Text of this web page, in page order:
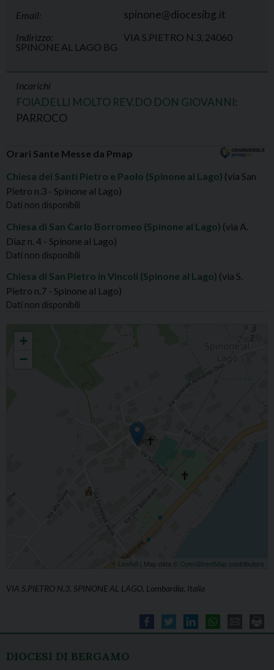
Email: spinone@diocesibg.it
Indirizzo:
VIA S.PIETRO N.3, 24060
SPINONE AL LAGO BG
Incarichi
FOIADELLI MOLTO REV.DO DON GIOVANNI:
PARROCO
Orari Sante Messe da Pmap
Chiesa dei Santi Pietro e Paolo (Spinone al Lago) (via San
Pietro n.3 - Spinone al Lago)
Dati non disponibili
Chiesa di San Carlo Borromeo (Spinone al Lago) (via A.
Diaz n. 4 - Spinone al Lago)
Dati non disponibili
Chiesa di San Pietro in Vincoli (Spinone al Lago) (via S.
Pietro n.7 - Spinone al Lago)
Dati non disponibili
SPINONE SS. PIETRO E PAOLO APOSTOLI
+
−
Leaflet | Map data © OpenStreetMap contributors
VIA S.PIETRO N.3, SPINONE AL LAGO, Lombardia, Italia
DIOCESI DI BERGAMO